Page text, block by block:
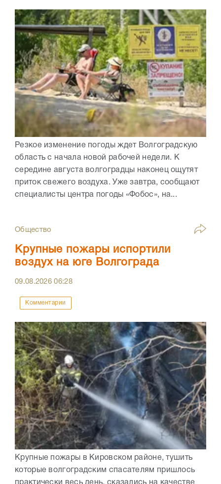
Резкое изменение погоды ждет Волгоградскую
область с начала новой рабочей недели. К
середине августа волгоградцы наконец ощутят
приток свежего воздуха. Уже завтра, сообщают
специалисты центра погоды «Фобос», на...
Общество
Крупные пожары испортили
воздух на юге Волгограда
09.08.202606:28
Комментарии
Крупные пожары в Кировском районе, тушить
которые волгоградским спасателям пришлось